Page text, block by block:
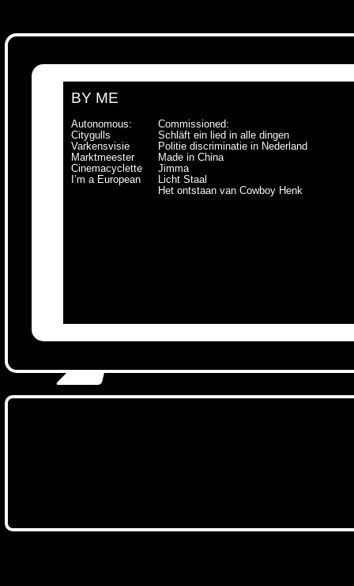
BY ME
Autonomous:
Citygulls
Varkensvisie
Marktmeester
Cinemacyclette
I’m a European
Commissioned:
Schläft ein lied in alle dingen
Politie discriminatie in Nederland
Made in China
Jimma
Licht Staal
Het ontstaan van Cowboy Henk